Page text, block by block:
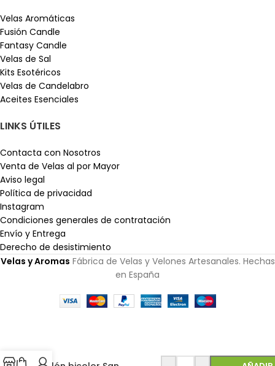
Velas Aromáticas
Fusión Candle
Fantasy Candle
Velas de Sal
Kits Esotéricos
Velas de Candelabro
Aceites Esenciales
LINKS ÚTILES
Contacta con Nosotros
Venta de Velas al por Mayor
Aviso legal
Política de privacidad
Instagram
Condiciones generales de contratación
Envío y Entrega
Derecho de desistimiento
Velas y Aromas Fábrica de Velas y Velones Artesanales. Hechas
en España